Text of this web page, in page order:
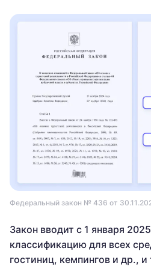
Федеральный закон № 436 от
Закон вводит с 1 января
классификацию для всех
гостиниц, кемпингов и др., и